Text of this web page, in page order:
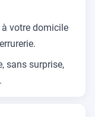
votre domicile
sans surprise,